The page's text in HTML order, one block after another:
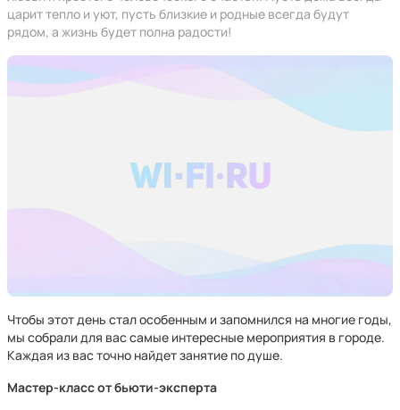
царит тепло и уют, пусть близкие и родные всегда будут
рядом, а жизнь будет полна радости!
Чтобы этот день стал особенным и запомнился на многие годы,
мы собрали для вас самые интересные мероприятия в городе.
Каждая из вас точно найдет занятие по душе.
Мастер-класс от бьюти-эксперта